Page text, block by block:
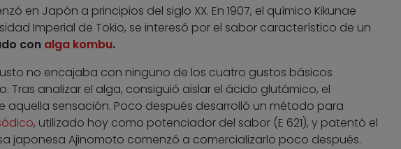
en Japón a principios del siglo XX. En 1907, el químico Kikunae
Imperial de Tokio, se interesó por el sabor característico de un
con alga kombu.
no encajaba con ninguno de los cuatro gustos básicos
Tras analizar el alga, consiguió aislar el ácido glutámico, el
aquella sensación. Poco después desarrolló un método para
, utilizado hoy como potenciador del sabor (E 621), y patentó el
japonesa Ajinomoto comenzó a comercializarlo poco después.